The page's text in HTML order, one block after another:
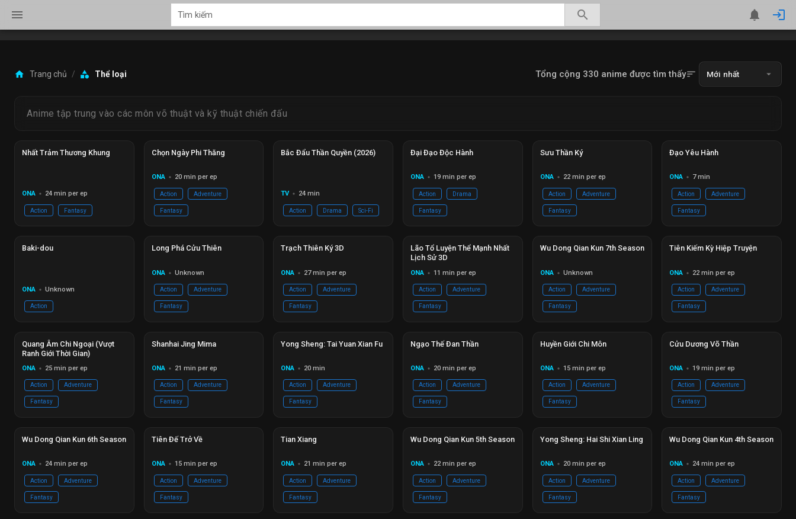
menu search notifications login
home Trang chủ / category Thể loại Tổng cộng 330 anime được tìm thấysort Mới nhất arrow_drop_down
Anime tập trung vào các môn võ thuật và kỹ thuật chiến đấu
Nhất Trảm Thương Khung
ONA circle 24 min per ep
Action Fantasy
Chọn Ngày Phi Thăng
ONA circle 20 min per ep
Action Adventure
Fantasy
Bắc Đẩu Thần Quyền (2026)
TV circle 24 min
Action Drama Sci-Fi
Đại Đạo Độc Hành
ONA circle 19 min per ep
Action Drama
Fantasy
Sưu Thần Ký
ONA circle 22 min per ep
Action Adventure
Fantasy
Đạo Yêu Hành
ONA circle 7 min
Action Adventure
Fantasy
Baki-dou
ONA circle Unknown
Action
Long Phá Cửu Thiên
ONA circle Unknown
Action Adventure
Fantasy
Trạch Thiên Ký 3D
ONA circle 27 min per ep
Action Adventure
Fantasy
Lão Tổ Luyện Thể Mạnh Nhất
Lịch Sử 3D
ONA circle 11 min per ep
Action Adventure
Fantasy
Wu Dong Qian Kun 7th Season
ONA circle Unknown
Action Adventure
Fantasy
Tiên Kiếm Kỳ Hiệp Truyện
ONA circle 22 min per ep
Action Adventure
Fantasy
Quang Âm Chi Ngoại (Vượt
Ranh Giới Thời Gian)
ONA circle 25 min per ep
Action Adventure
Fantasy
Shanhai Jing Mima
ONA circle 21 min per ep
Action Adventure
Fantasy
Yong Sheng: Tai Yuan Xian Fu
ONA circle 20 min
Action Adventure
Fantasy
Ngạo Thế Đan Thần
ONA circle 20 min per ep
Action Adventure
Fantasy
Huyền Giới Chi Môn
ONA circle 15 min per ep
Action Adventure
Fantasy
Cửu Dương Võ Thần
ONA circle 19 min per ep
Action Adventure
Fantasy
Wu Dong Qian Kun 6th Season
ONA circle 24 min per ep
Action Adventure
Fantasy
Tiên Đế Trở Về
ONA circle 15 min per ep
Action Adventure
Fantasy
Tian Xiang
ONA circle 21 min per ep
Action Adventure
Fantasy
Wu Dong Qian Kun 5th Season
ONA circle 22 min per ep
Action Adventure
Fantasy
Yong Sheng: Hai Shi Xian Ling
ONA circle 20 min per ep
Action Adventure
Fantasy
Wu Dong Qian Kun 4th Season
ONA circle 24 min per ep
Action Adventure
Fantasy